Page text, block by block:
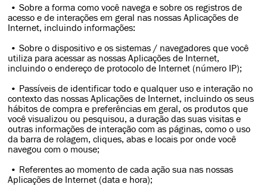
• Sobre a forma como você navega e sobre os registros de
acesso e de interações em geral nas nossas Aplicações de
Internet, incluindo informações:
• Sobre o dispositivo e os sistemas / navegadores que você
utiliza para acessar as nossas Aplicações de Internet,
incluindo o endereço de protocolo de Internet (número IP);
• Passíveis de identificar todo e qualquer uso e interação no
contexto das nossas Aplicações de Internet, incluindo os seus
hábitos de compra e preferências em geral, os produtos que
você visualizou ou pesquisou, a duração das suas visitas e
outras informações de interação com as páginas, como o uso
da barra de rolagem, cliques, abas e locais por onde você
navegou com o mouse;
• Referentes ao momento de cada ação sua nas nossas
Aplicações de Internet (data e hora);